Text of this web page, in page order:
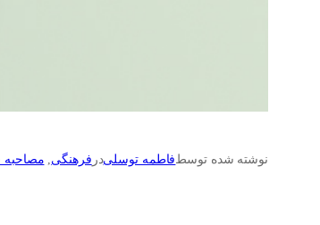
نوشته شده توسطفاطمه توسلیدر فرهنگی, مصاحبه